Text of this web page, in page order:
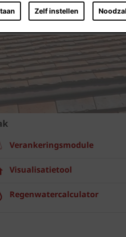
Zelf instellen
Verankeringsmodule
Visualisatietool
Regenwatercalculator